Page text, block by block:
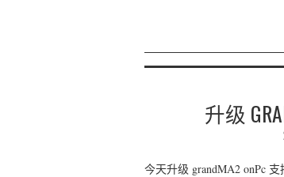
升级
今天升级 grandMA2 onPc